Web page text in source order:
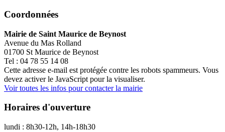
Coordonnées
Mairie de Saint Maurice de Beynost
Avenue du Mas Rolland
01700 St Maurice de Beynost
Tel : 04 78 55 14 08
Cette adresse e-mail est protégée contre les robots spammeurs. Vous
devez activer le JavaScript pour la visualiser.
Voir toutes les infos pour contacter la mairie
Horaires d'ouverture
lundi : 8h30-12h, 14h-18h30